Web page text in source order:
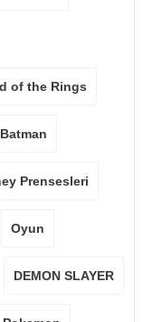
of the Rings
Batman
Prensesleri
Oyun
DEMON SLAYER